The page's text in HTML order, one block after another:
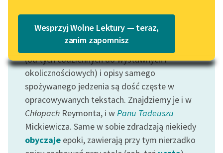
Lektury szkolne i klasyka
literatury do słuchania dla
uczennic i uczniów z
niepełnosprawnościami
E-kolekcja lektur
szkolnych i literatury do
słuchania dla uczennic i
Katalog w formacie PDF
Wesprzyj Wolne Lektury — teraz,
zanim zapomnisz
Motyw: Jedzenie
Zauważyliśmy, że opisy rozmaitych posiłków
(od tych codziennych do wystawnych i
okolicznościowych) i opisy samego
spożywanego jedzenia są dość częste w
opracowywanych tekstach. Znajdziemy je i w
Chłopach Reymonta, i wPanu Tadeuszu
Mickiewicza. Same w sobie zdradzają niekiedy
obyczaje epoki, zawierają przy tym nierzadko